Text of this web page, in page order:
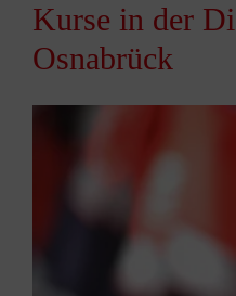
Kurse in der
Osnabrück